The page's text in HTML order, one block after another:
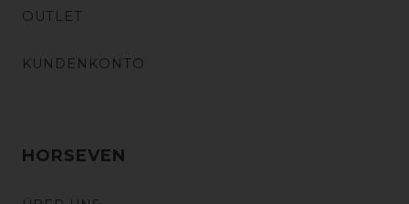
OUTLET
KUNDENKONTO
HORSEVEN